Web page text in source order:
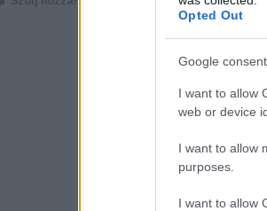
Opted Out
Google
I want to allow
web or device
I want to allow
purposes.
I want to allow
NYELVBEN
250 lap.